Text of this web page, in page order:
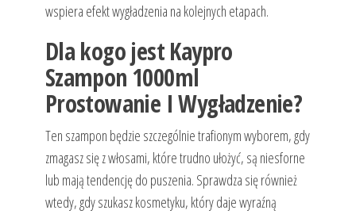
wspiera efekt wygładzenia na kolejnych etapach.
Dla kogo jest Kaypro
Szampon 1000ml
Prostowanie I Wygładzenie?
Ten szampon będzie szczególnie trafionym wyborem, gdy
zmagasz się z włosami, które trudno ułożyć, są niesforne
lub mają tendencję do puszenia. Sprawdza się również
wtedy, gdy szukasz kosmetyku, który daje wyraźną